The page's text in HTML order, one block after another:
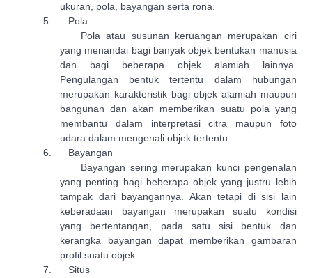
ukuran, pola, bayangan serta rona.
5.
Pola
Pola atau susunan keruangan merupakan ciri
yang menandai bagi banyak objek bentukan manusia
dan bagi beberapa objek alamiah lainnya.
Pengulangan bentuk tertentu dalam hubungan
merupakan karakteristik bagi objek alamiah maupun
bangunan dan akan memberikan suatu pola yang
membantu dalam interpretasi citra maupun foto
udara dalam mengenali objek tertentu.
6.
Bayangan
Bayangan sering merupakan kunci pengenalan
yang penting bagi beberapa objek yang justru lebih
tampak dari bayangannya. Akan tetapi di sisi lain
keberadaan bayangan merupakan suatu kondisi
yang bertentangan, pada satu sisi bentuk dan
kerangka bayangan dapat memberikan gambaran
profil suatu objek.
7.
Situs